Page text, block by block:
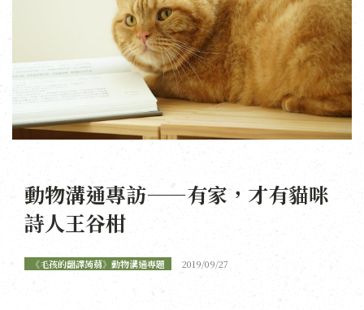
動物溝通專訪——有家，才有貓咪
詩人王谷柑
《毛孩的翻譯蒟蒻》動物溝通專題 2019/09/27